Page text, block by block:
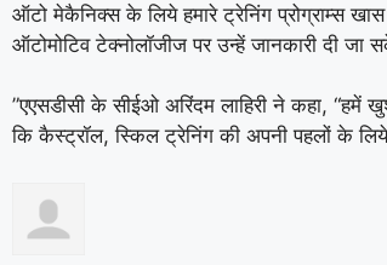
ऑटो मेकैनिक्‍स के लिये हमारे ट्रेनिंग प्रोग्राम्‍स
ऑटोमोटिव टेक्‍नोलॉजीज पर उन्‍हें जानकारी दी जा
”एएसडीसी के सीईओ अरिंदम लाहिरी ने कहा, “हमें
कि कैस्‍ट्रॉल, स्किल ट्रेनिंग की अपनी पहलों के